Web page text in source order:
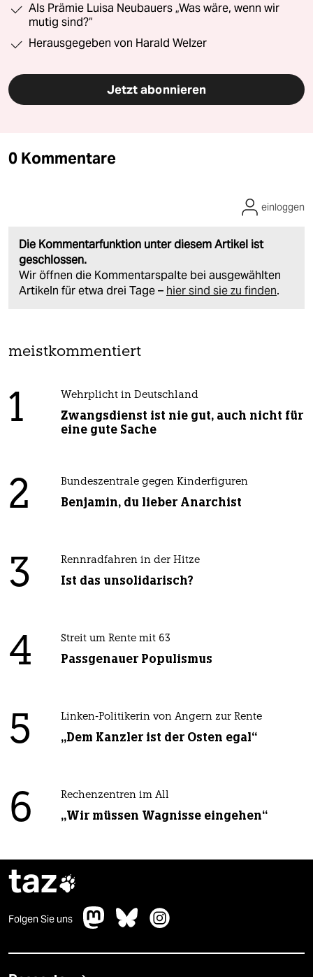
Als Prämie Luisa Neubauers „Was wäre, wenn wir
mutig sind?“
Herausgegeben von Harald Welzer
Jetzt abonnieren
0 Kommentare
Die Kommentarfunktion unter diesem Artikel ist
geschlossen.
Wir öffnen die Kommentarspalte bei ausgewählten
Artikeln für etwa drei Tage – hier sind sie zu finden.
einloggen
meistkommentiert
1 Wehrplicht in Deutschland
Zwangsdienst ist nie gut, auch nicht für
eine gute Sache
2 Bundeszentrale gegen Kinderfiguren
Benjamin, du lieber Anarchist
3 Rennradfahren in der Hitze
Ist das unsolidarisch?
4 Streit um Rente mit 63
Passgenauer Populismus
5 Linken-Politikerin von Angern zur Rente
„Dem Kanzler ist der Osten egal“
6 Rechenzentren im All
„Wir müssen Wagnisse eingehen“
taz
Folgen Sie uns